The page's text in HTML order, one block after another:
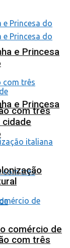
e Princesa
com três
e Princesa
com três
comércio de